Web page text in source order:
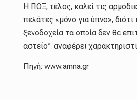
Η ΠΟΞ, τέλος, καλεί τις
πελάτες «μόνο για ύπνο»,
ξενοδοχεία τα οποία δεν θα
αστείο”, αναφέρει
Πηγή: www.amna.gr